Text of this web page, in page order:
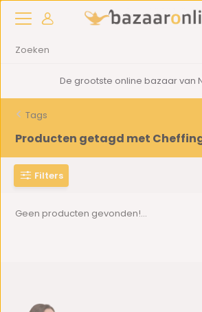
De grootste online bazaar van
Tags
Producten getagd met
Filters
Geen producten gevonden!...